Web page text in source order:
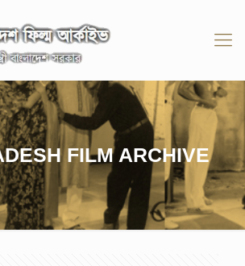
FILM ARCHIVE